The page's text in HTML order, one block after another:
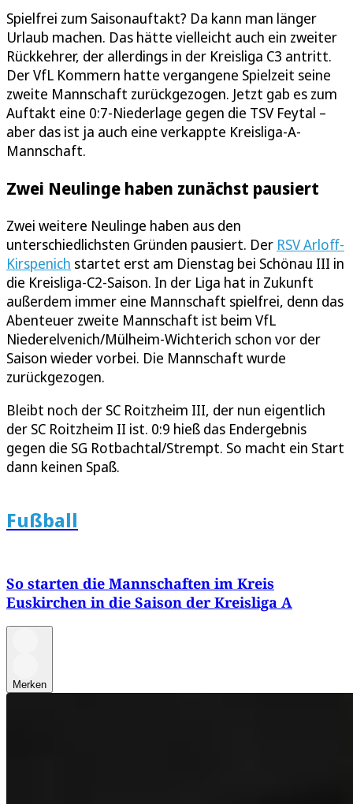
Spielfrei zum Saisonauftakt? Da kann man länger
Urlaub machen. Das hätte vielleicht auch ein zweiter
Rückkehrer, der allerdings in der Kreisliga C3 antritt.
Der VfL Kommern hatte vergangene Spielzeit seine
zweite Mannschaft zurückgezogen. Jetzt gab es zum
Auftakt eine 0:7-Niederlage gegen die TSV Feytal –
aber das ist ja auch eine verkappte Kreisliga-A-
Mannschaft.
Zwei Neulinge haben zunächst pausiert
Zwei weitere Neulinge haben aus den
unterschiedlichsten Gründen pausiert. Der RSV Arloff-
Kirspenich startet erst am Dienstag bei Schönau III in
die Kreisliga-C2-Saison. In der Liga hat in Zukunft
außerdem immer eine Mannschaft spielfrei, denn das
Abenteuer zweite Mannschaft ist beim VfL
Niederelvenich/Mülheim-Wichterich schon vor der
Saison wieder vorbei. Die Mannschaft wurde
zurückgezogen.
Bleibt noch der SC Roitzheim III, der nun eigentlich
der SC Roitzheim II ist. 0:9 hieß das Endergebnis
gegen die SG Rotbachtal/Strempt. So macht ein Start
dann keinen Spaß.
Fußball
So starten die Mannschaften im Kreis
Euskirchen in die Saison der Kreisliga A
Merken